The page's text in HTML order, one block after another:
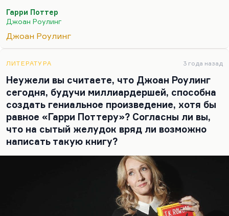
Не хватает там, мне кажется, какого-то
персонажа, который мог бы убедительно от
нет, а того, кто по-настоящему там интересен и
Гриндевальд. Особенно Гриндевальд стал
понятен благодаря тому, как его сыграл Джонни
Депп. Предтеча фашизма, а может быть, и
фашизм, но в любом случае, этот идол Европы
первой половины…
Гарри Поттер
Джоан Роулинг
Джоан Роулинг
ЛИТЕРАТУРА 3 года назад
Неужели вы считаете, что Джоан Роулинг
сегодня, будучи миллиардершей, способна
создать гениальное произведение, хотя бы
равное «Гарри Поттеру»? Согласны ли вы,
что на сытый желудок вряд ли возможно
написать такую книгу?